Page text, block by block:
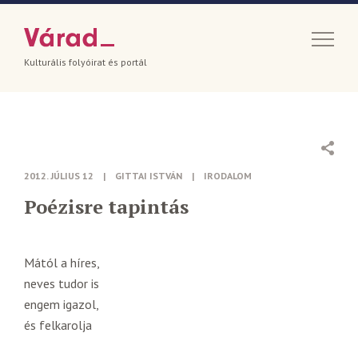
Kulturális folyóirat és portál
2012. JÚLIUS 12 | GITTAI ISTVÁN | IRODALOM
Poézisre tapintás
Mától a híres,
neves tudor is
engem igazol,
és felkarolja